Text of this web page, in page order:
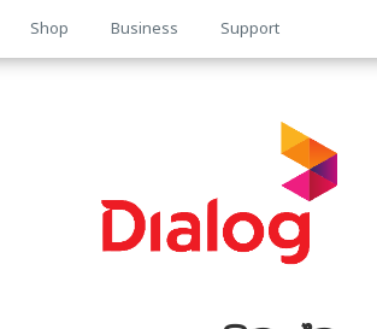
Shop Business Support